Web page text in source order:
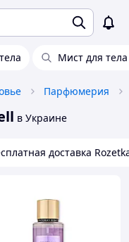
Мист для
Парфюмерия
в Украине
доставка